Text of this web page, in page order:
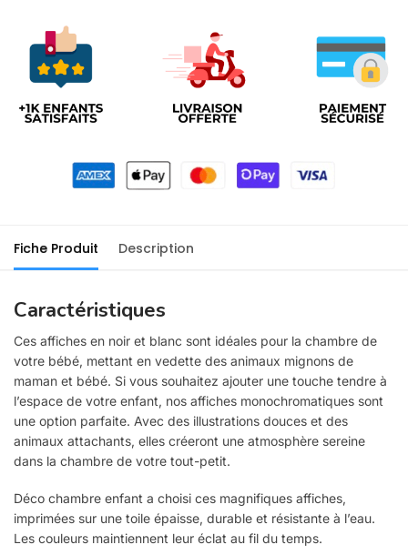
Fiche Produit Description
Caractéristiques
Ces affiches en noir et blanc sont idéales pour la chambre de
votre bébé, mettant en vedette des animaux mignons de
maman et bébé. Si vous souhaitez ajouter une touche tendre à
l’espace de votre enfant, nos affiches monochromatiques sont
une option parfaite. Avec des illustrations douces et des
animaux attachants, elles créeront une atmosphère sereine
dans la chambre de votre tout-petit.
Déco chambre enfant a choisi ces magnifiques affiches,
imprimées sur une toile épaisse, durable et résistante à l’eau.
Les couleurs maintiennent leur éclat au fil du temps.